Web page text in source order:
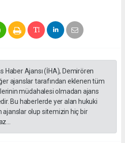
Haber Ajansı (İHA), Demirören
ajanslar tarafından eklenen tüm
müdahalesi olmadan ajans
Bu haberlerde yer alan hukuki
olup sitemizin hiç bir